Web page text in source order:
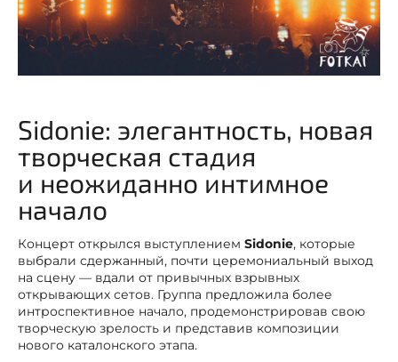
Sidonie: элегантность, новая
творческая стадия
и неожиданно интимное
начало
Концерт открылся выступлением Sidonie, которые
выбрали сдержанный, почти церемониальный выход
на сцену — вдали от привычных взрывных
открывающих сетов. Группа предложила более
интроспективное начало, продемонстрировав свою
творческую зрелость и представив композиции
нового каталонского этапа.